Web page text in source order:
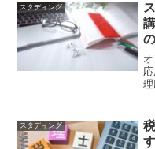
スタディング
理
スタディング